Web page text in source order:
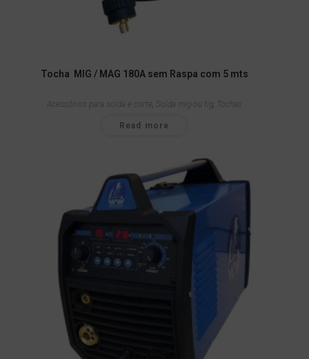
Tocha MIG / MAG 180A sem Raspa com 5 mts
Acessórios para solda e corte, Solda mig ou tig, Tochas
Read more